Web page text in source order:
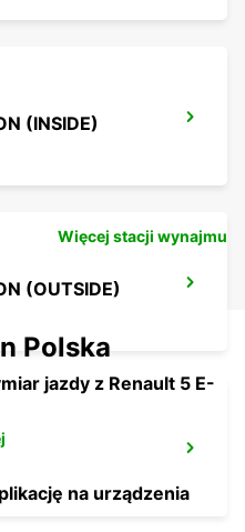
(INSIDE)
(OUTSIDE)
Więcej stacji wynajmu
Polska
jazdy z Renault 5 E-
na urządzenia